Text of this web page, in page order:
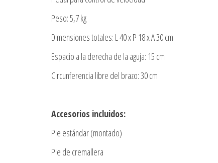
Peso: 5,7 kg
Dimensiones totales: L 40 x P 18 x A 30 cm
Espacio a la derecha de la aguja: 15 cm
Circunferencia libre del brazo: 30 cm
Accesorios incluidos:
Pie estándar (montado)
Pie de cremallera